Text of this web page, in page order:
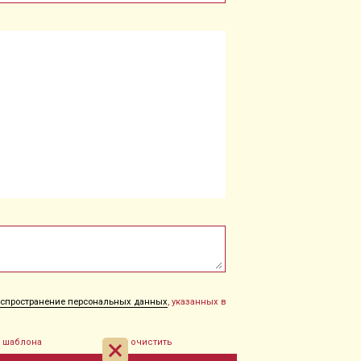
персональных данных, указанных в
шаблона очистить